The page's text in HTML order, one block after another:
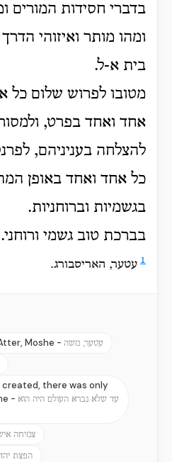
בדברי חסידות המורים
ומהו מותר ואיזוהי
בית א-ל.
מטובו לפרוש שלום כל
אחד ואחד בפרט,
להצלחה בעניניהם,
כל אחד ואחד באופן
בגשמיות וברוחניות.
בברכת טוב גשמי ורוחני.
1 עטער, האריסבורג.
Moshe - עטער, משה
there was only
- עד שלא נברא העולם היה הוא
צמיחה
הפצת